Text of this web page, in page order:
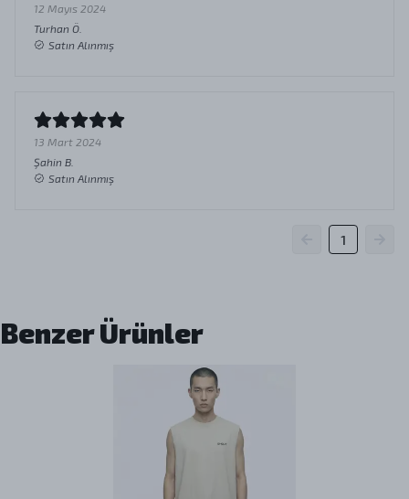
12 Mayıs 2024
Turhan Ö.
Satın Alınmış
13 Mart 2024
Şahin B.
Satın Alınmış
1
Benzer Ürünler